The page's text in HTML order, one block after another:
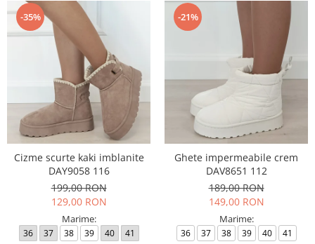
-35%
Cizme scurte kaki imblanite
DAY9058 116
199,00 RON
129,00 RON
Marime:
36 37 38 39 40 41
-21%
Ghete impermeabile crem
DAV8651 112
189,00 RON
149,00 RON
Marime:
36 37 38 39 40 41